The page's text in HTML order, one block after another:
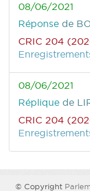
08/06/2021
Réponse de
CRIC 204
08/06/2021
Réplique de
CRIC 204
© Copyright